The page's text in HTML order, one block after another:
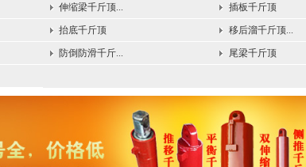
伸缩梁千斤顶... 插板千斤顶
抬底千斤顶 移后溜千斤顶...
防倒防滑千斤... 尾梁千斤顶